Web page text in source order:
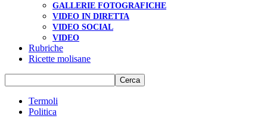
GALLERIE FOTOGRAFICHE
VIDEO IN DIRETTA
VIDEO SOCIAL
VIDEO
Rubriche
Ricette molisane
Termoli
Politica